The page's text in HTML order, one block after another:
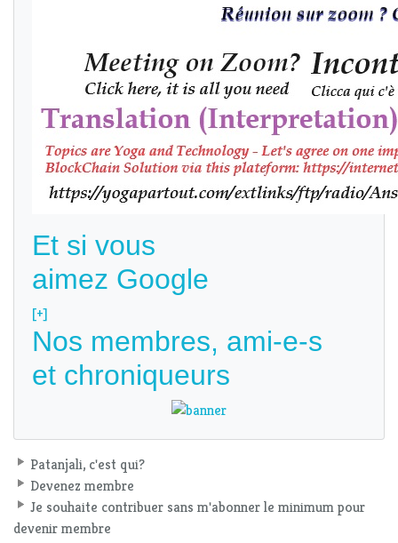
Et si vous
aimez Google
[+]
Nos membres, ami-e-s
et chroniqueurs
Patanjali, c'est qui?
Devenez membre
Je souhaite contribuer sans m'abonner le minimum pour
devenir membre